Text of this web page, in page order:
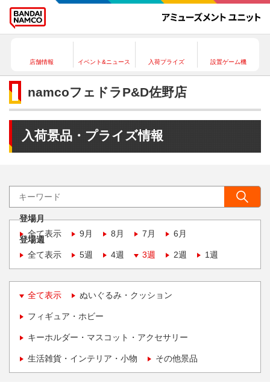
店舗情報 イベント&ニュース 入荷プライズ 設置ゲーム機
namcoフェドラP&D佐野店
入荷景品・プライズ情報
登場月
全て表示
9月 8月 7月 6月
登場週
全て表示
5週 4週 3週 2週 1週
全て表示 ぬいぐるみ・クッション
フィギュア・ホビー
キーホルダー・マスコット・アクセサリー
生活雑貨・インテリア・小物 その他景品